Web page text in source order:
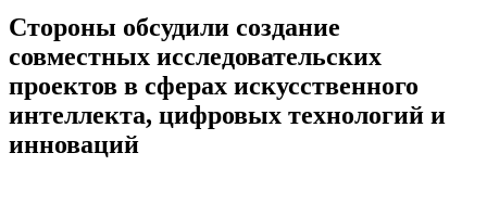
Стороны обсудили создание
совместных исследовательских
проектов в сферах искусственного
интеллекта, цифровых технологий и
инноваций